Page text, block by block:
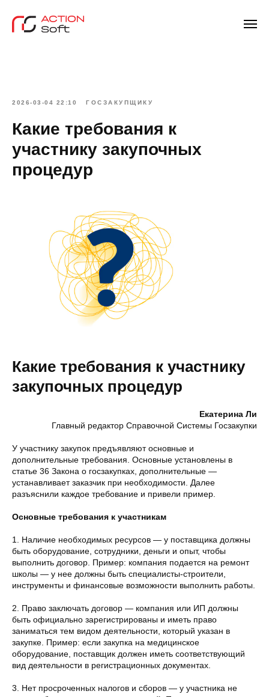
2026-03-04 22:10 ГОСЗАКУПЩИКУ
Какие требования к
участнику закупочных
процедур
Какие требования к участнику
закупочных процедур
Екатерина Ли
Главный редактор Справочной Системы Госзакупки
У участнику закупок предъявляют основные и
дополнительные требования. Основные установлены в
статье 36 Закона о госзакупках, дополнительные —
устанавливает заказчик при необходимости. Далее
разъяснили каждое требование и привели пример.
Основные требования к участникам
1. Наличие необходимых ресурсов — у поставщика должны
быть оборудование, сотрудники, деньги и опыт, чтобы
выполнить договор. Пример: компания подается на ремонт
школы — у нее должны быть специалисты-строители,
инструменты и финансовые возможности выполнить работы.
2. Право заключать договор — компания или ИП должны
быть официально зарегистрированы и иметь право
заниматься тем видом деятельности, который указан в
закупке. Пример: если закупка на медицинское
оборудование, поставщик должен иметь соответствующий
вид деятельности в регистрационных документах.
3. Нет просроченных налогов и сборов — у участника не